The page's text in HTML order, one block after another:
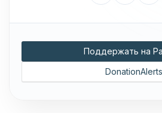
Поддержать на
DonationAlerts